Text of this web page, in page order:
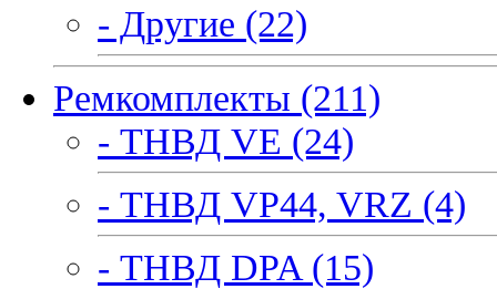
- Другие (22)
Ремкомплекты (211)
- ТНВД VE (24)
- ТНВД VP44, VRZ (4)
- ТНВД DPA (15)